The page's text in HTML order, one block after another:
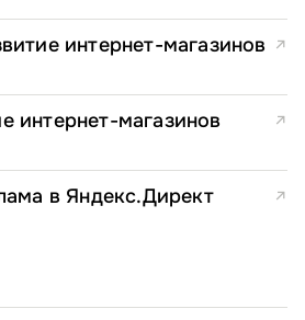
интернет-магазинов ↗
интернет-магазинов
↗
в Яндекс.Директ ↗